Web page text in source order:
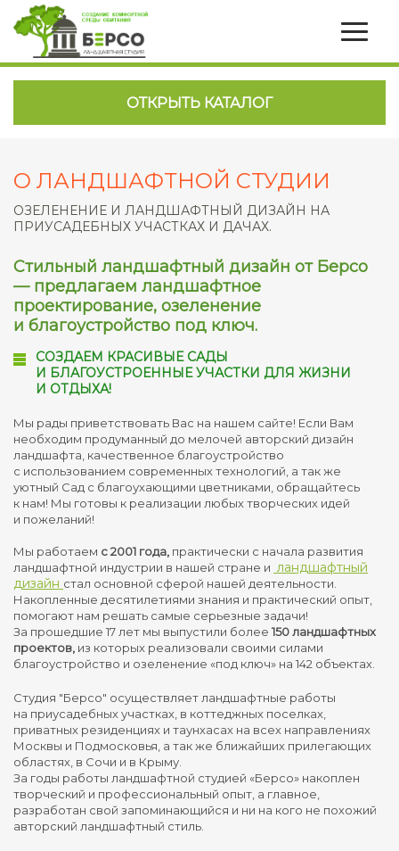
ОТКРЫТЬ КАТАЛОГ
О ЛАНДШАФТНОЙ СТУДИИ
ОЗЕЛЕНЕНИЕ И ЛАНДШАФТНЫЙ ДИЗАЙН НА
ПРИУСАДЕБНЫХ УЧАСТКАХ И ДАЧАХ.
Стильный ландшафтный дизайн от Берсо
— предлагаем ландшафтное
проектирование, озеленение
и благоустройство под ключ.
СОЗДАЕМ КРАСИВЫЕ САДЫ
И БЛАГОУСТРОЕННЫЕ УЧАСТКИ ДЛЯ ЖИЗНИ
И ОТДЫХА!
Мы рады приветствовать Вас на нашем сайте! Если Вам
необходим продуманный до мелочей авторский дизайн
ландшафта, качественное благоустройство
с использованием современных технологий, а так же
уютный Сад с благоухающими цветниками, обращайтесь
к нам! Мы готовы к реализации любых творческих идей
и пожеланий!
Мы работаем с 2001 года, практически с начала развития
ландшафтной индустрии в нашей стране и ландшафтный
дизайн стал основной сферой нашей деятельности.
Накопленные десятилетиями знания и практический опыт,
помогают нам решать самые серьезные задачи!
За прошедшие 17 лет мы выпустили более 150 ландшафтных
проектов, из которых реализовали своими силами
благоустройство и озеленение «под ключ» на 142 объектах.
Студия "Берсо" осуществляет ландшафтные работы
на приусадебных участках, в коттеджных поселках,
приватных резиденциях и таунхасах на всех направлениях
Москвы и Подмосковья, а так же ближайших прилегающих
областях, в Сочи и в Крыму.
За годы работы ландшафтной студией «Берсо» накоплен
творческий и профессиональный опыт, а главное,
разработан свой запоминающийся и ни на кого не похожий
авторский ландшафтный стиль.